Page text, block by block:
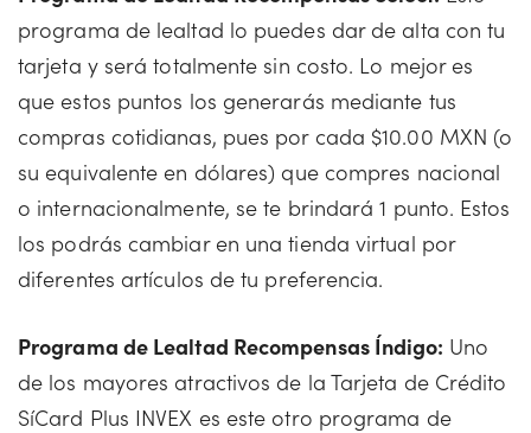
programa de lealtad lo puedes dar de alta con tu
tarjeta y será totalmente sin costo. Lo mejor es
que estos puntos los generarás mediante tus
compras cotidianas, pues por cada $10.00 MXN (o
su equivalente en dólares) que compres nacional
o internacionalmente, se te brindará 1 punto. Estos
los podrás cambiar en una tienda virtual por
diferentes artículos de tu preferencia.
Programa de Lealtad Recompensas Índigo: Uno
de los mayores atractivos de la Tarjeta de Crédito
SíCard Plus INVEX es este otro programa de